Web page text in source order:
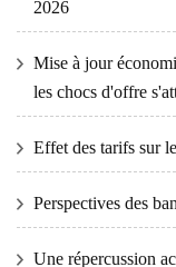
2026
Mise à jour
les chocs d'offre
Effet des tarifs sur
Perspectives des
Une répercussion